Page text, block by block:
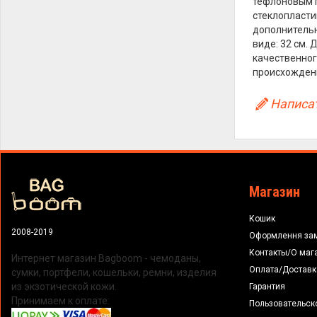
виде: 32 см.
2008-2019
Интернет магазин Bagboom - чемоданы,
сумки, портфели, кошельки, ремни, изделия
из экзотической кожи.
Принимаем к оплате:
Магазин
Кошик
Оформлення
Контакты/О
Оплата/
Гарантия